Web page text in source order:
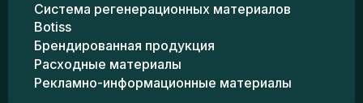
Система регенерационных материалов
Botiss
Брендированная продукция
Расходные материалы
Рекламно-информационные материалы